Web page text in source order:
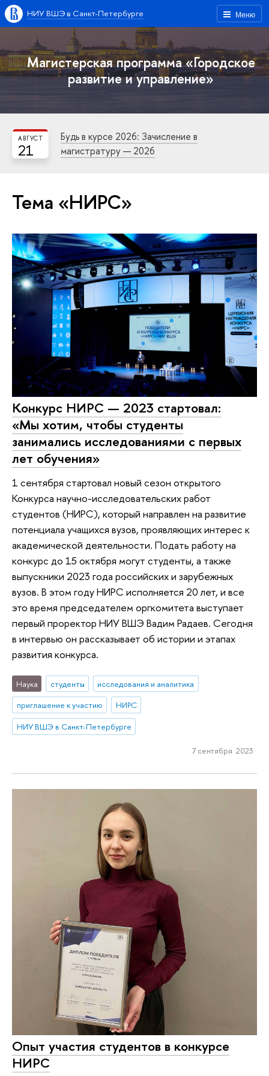
Меню
НИУ ВШЭ в Санкт-Петербурге
Магистерская программа «Городское
развитие и управление»
21
АВГУСТ
Будь в курсе 2026: Зачисление в
магистратуру — 2026
Тема «НИРС»
Конкурс НИРС — 2023 стартовал:
«Мы хотим, чтобы студенты
занимались исследованиями с первых
лет обучения»
1 сентября стартовал новый сезон открытого
Конкурса научно-исследовательских работ
студентов (НИРС), который направлен на развитие
потенциала учащихся вузов, проявляющих интерес к
академической деятельности. Подать работу на
конкурс до 15 октября могут студенты, а также
выпускники 2023 года российских и зарубежных
вузов. В этом году НИРС исполняется 20 лет, и все
это время председателем оргкомитета выступает
первый проректор НИУ ВШЭ Вадим Радаев. Сегодня
в интервью он рассказывает об истории и этапах
развития конкурса.
Наука студенты
исследования и аналитика
приглашение к участию
НИРС
НИУ ВШЭ в Санкт-Петербурге
7 сентября 2023
Опыт участия студентов в конкурсе
НИРС